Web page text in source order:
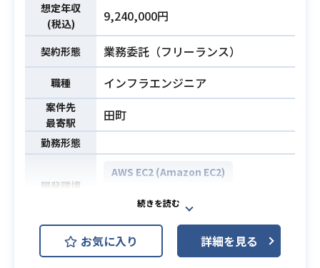
守運用経験
・以下の技術に精通している
Java / Spring Boot
AWSを利用した設計・実装
業務内容
能追加及び、既存機能やシステム全
体の改修/改善活動
・スマートシティ構想で、サービス
事業者が都市OS機能を確認、利用で
きるサービスポータルの新規開発
必須スキル
・Reactでの開発経験
・デザイナが作成したワイヤーフレ
ームから、同じデザインをHtml/Css/
JavaScriptで実装できること
・Gitを使ったチーム開発経験
・Github flow/Git flowなどの定めら
れたフローに基づいたソース管理、
コードレビューの経験
想定年収
(税込)
9,240,000円
契約形態 業務委託（フリーランス）
職種 インフラエンジニア
案件先
最寄駅
田町
勤務形態
開発環境
AWS EC2 (Amazon EC2)
AWS RDS (Amazon RDS)
コード決済システムの基盤支援をご
担当いただきます。
お気に入り 詳細を見る